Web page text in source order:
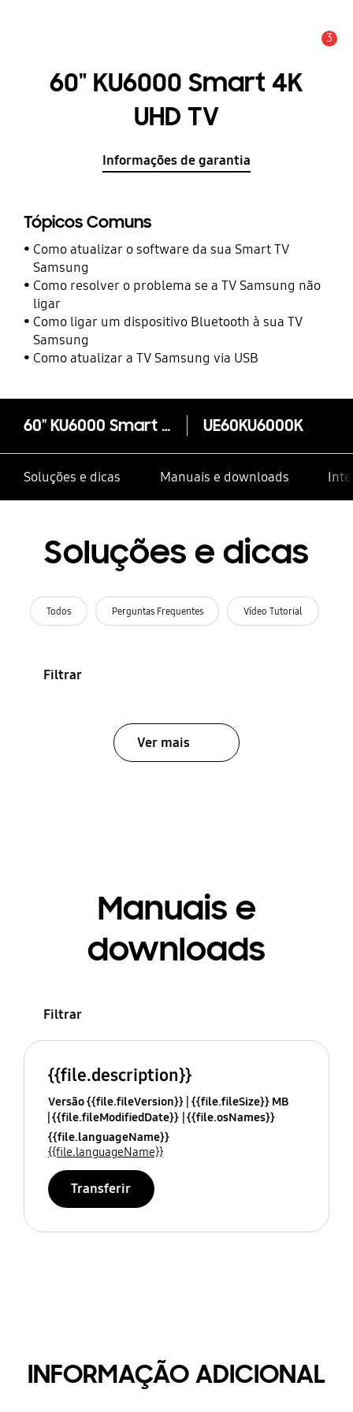
3
60" KU6000 Smart 4K
UHD TV
Informações de garantia
Tópicos Comuns
Como atualizar o software da sua Smart TV
Samsung
Como resolver o problema se a TV Samsung não
ligar
Como ligar um dispositivo Bluetooth à sua TV
Samsung
Como atualizar a TV Samsung via USB
60" KU6000 Smart 4K UHD TV UE60KU6000K
Soluções e dicas Manuais e downloads
Soluções e dicas
Todos Perguntas Frequentes Vídeo Tutorial
Filtrar
Ver mais
Manuais e
downloads
Filtrar
{{file.description}}
Versão {{file.fileVersion}} {{file.fileSize}} MB
{{file.fileModifiedDate}} {{file.osNames}}
{{file.languageName}}
{{file.languageName}}
Transferir
INFORMAÇÃO ADICIONAL